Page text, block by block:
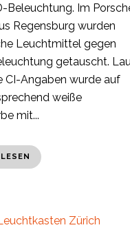
Beleuchtung. Im
Regensburg wurden
Leuchtmittel gegen
getauscht.
CI-Angaben wurde auf
weiße
mit...